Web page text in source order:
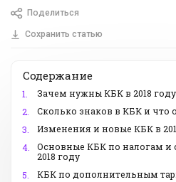
Поделиться
Сохранить статью
Содержание
1.
Зачем нужны КБК в 2018 году
2.
Сколько знаков в КБК и что
3.
Изменения и новые КБК в
4.
Основные КБК по налогам и
2018 году
5.
КБК по дополнительным